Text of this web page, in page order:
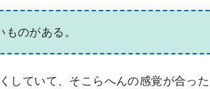
のがある。
していて、そこらへんの感覚が合った